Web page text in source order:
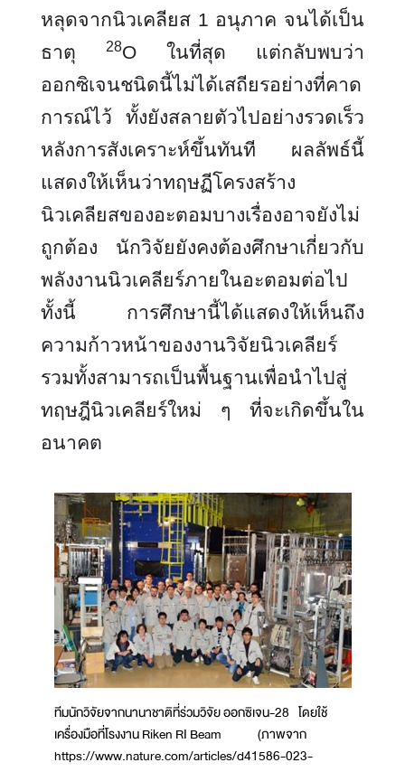
หลุดจากนิวเคลียส 1 อนุภาค จนได้เป็น
ธาตุ
28O ในที่สุด แต่กลับพบว่า
ออกซิเจนชนิดนี้ไม่ได้เสถียรอย่างที่คาด
การณ์ไว้ ทั้งยังสลายตัวไปอย่างรวดเร็ว
หลังการสังเคราะห์ขึ้นทันที ผลลัพธ์นี้
แสดงให้เห็นว่าทฤษฏีโครงสร้าง
นิวเคลียสของอะตอมบางเรื่องอาจยังไม่
ถูกต้อง นักวิจัยยังคงต้องศึกษาเกี่ยวกับ
พลังงานนิวเคลียร์ภายในอะตอมต่อไป
ทั้งนี้ การศึกษานี้ได้แสดงให้เห็นถึง
ความก้าวหน้าของงานวิจัยนิวเคลียร์
รวมทั้งสามารถเป็นพื้นฐานเพื่อนำไปสู่
ทฤษฎีนิวเคลียร์ใหม่ ๆ ที่จะเกิดขึ้นใน
อนาคต
ทีมนักวิจัยจากนานาชาติที่ร่วมวิจัย ออกซิเจน-28 โดยใช้
เครื่องมือที่โรงงาน Riken RI Beam (ภาพจาก
https://www.nature.com/articles/d41586-023-